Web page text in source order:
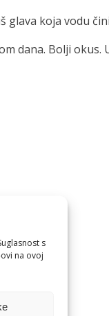
s
na ovoj
glava koja vodu
dana. Bolji okus.